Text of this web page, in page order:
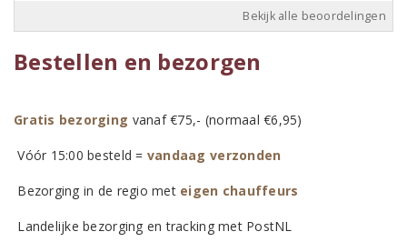
Bekijk alle beoordelingen
Bestellen en bezorgen
Gratis bezorging vanaf €75,- (normaal €6,95)
Vóór 15:00 besteld = vandaag verzonden
Bezorging in de regio met eigen chauffeurs
Landelijke bezorging en tracking met PostNL